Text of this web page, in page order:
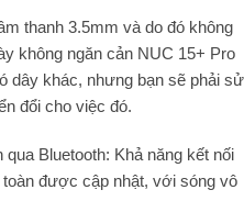
thanh 3.5mm và do đó không
không ngăn cản NUC 15+ Pro
dây khác, nhưng bạn sẽ phải sử
đổi cho việc đó.
Bluetooth: Khả năng kết nối
được cập nhật, với sóng vô